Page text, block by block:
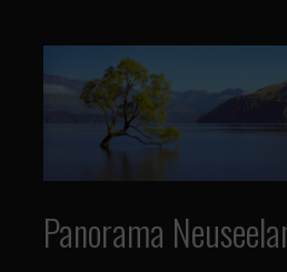
Panorama